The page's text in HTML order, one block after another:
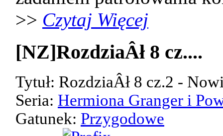
>> Czytaj Więcej
[NZ]RozdziaÂł 8 cz....
Tytuł: RozdziaÂł 8 cz.2 -
Seria: Hermiona Granger i
Gatunek: Przygodowe